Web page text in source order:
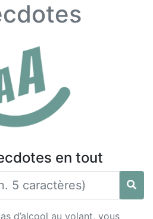
en tout
d’alcool au volant, vous